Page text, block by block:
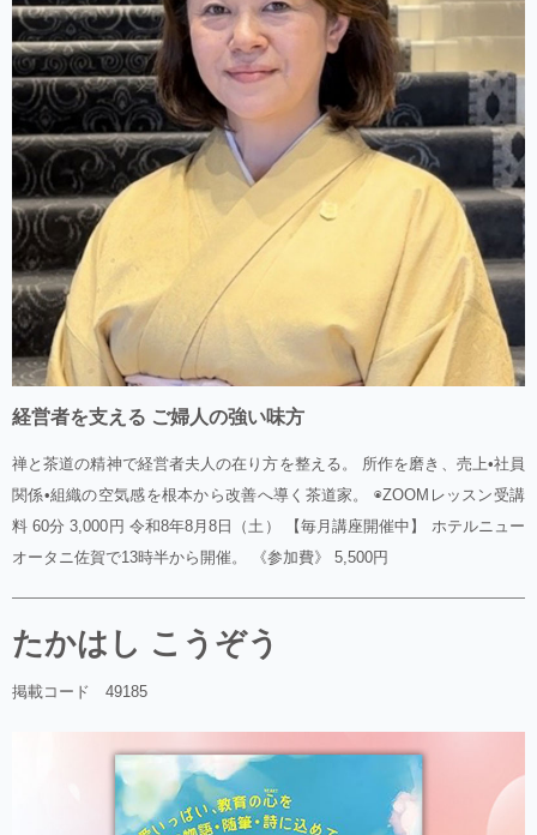
経営者を支える ご婦人の強い味方
禅と茶道の精神で経営者夫人の在り方を整える。 所作を磨き、売上•社員
関係•組織の空気感を根本から改善へ導く茶道家。 ◉ZOOMレッスン受講
料 60分 3,000円 令和8年8月8日（土） 【毎月講座開催中】 ホテルニュー
オータニ佐賀で13時半から開催。 《参加費》 5,500円
たかはし こうぞう
掲載コード 49185